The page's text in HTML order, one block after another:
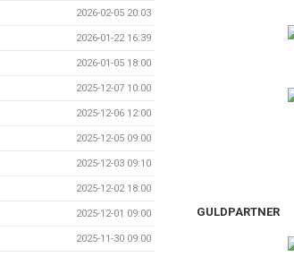
2026-02-05 20:03
2026-01-22 16:39
2026-01-05 18:00
2025-12-07 10:00
2025-12-06 12:00
2025-12-05 09:00
2025-12-03 09:10
2025-12-02 18:00
2025-12-01 09:00
2025-11-30 09:00
GULDPARTNER